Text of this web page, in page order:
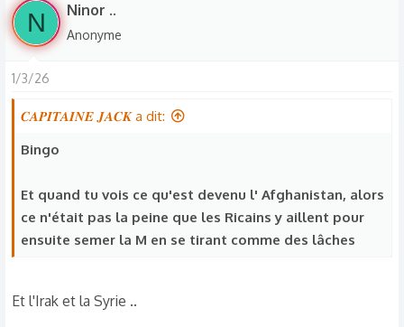
N Ninor ..
Anonyme
1/3/26
𝑪𝑨𝑷𝑰𝑻𝑨𝑰𝑵𝑬 𝑱𝑨𝑪𝑲 a dit:
Bingo
Et quand tu vois ce qu'est devenu l' Afghanistan, alors
ce n'était pas la peine que les Ricains y aillent pour
ensuite semer la M en se tirant comme des lâches
Et l'Irak et la Syrie ..